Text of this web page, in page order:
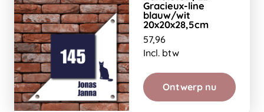
Gracieux-line
blauw/wit
20x20x28,5cm
57,96
Incl. btw
Ontwerp nu